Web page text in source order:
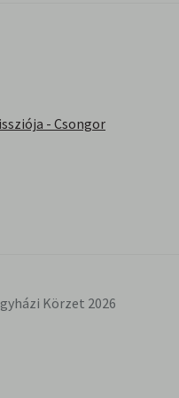
- Csongor
Körzet 2026